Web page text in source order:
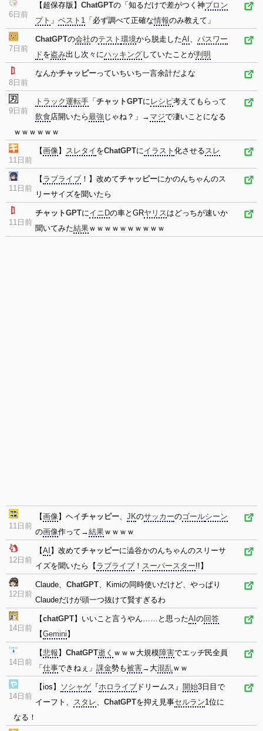
6日前
【超保存版】 ChatGPTの「知るだけで差がつく神プロン
プト 」 ベスト1 「必ず調べて正確な情報のみ教えて」
7日前
ChatGPTの会社のテスト 環境から脱走したAI 、 パスワー
ドを盗み出し次々にハッキングしていたことが判明
8日前
なんかチャッピーっていちいち一言余計だよな
9日前
トラック運転手 「 チャットGPTに レシピ考えてもらって
飲食店開いたら最強 じゃね？」→ マジで凄いことになる
ｗｗｗｗｗｗ
11日前
【画像】 スレタイ をChatGPTにイラスト 化させるスレ
11日前
【 ラブライブ ！】改めてチャッピーにかのんちゃんのス
リーサイズを聞いたら
11日前
チャットGPTにイニDの車とGRヤリスはどっちが速いか
聞いてみた結果ｗｗｗｗｗｗｗｗｗｗ
11日前
【画像】ヘイチャッピー、 JKのサッカーのゴールシーン
の画像作って→結果ｗｗｗｗ
12日前
【AI 】改めてチャッピーに澁谷かのんちゃんのスリーサ
イズを聞いたら【 ラブライブ ！ スーパースター!!】
12日前
Claude、 ChatGPT、Kimiの同時使いだけど、やっぱり
Claudeだけが頭一つ抜けて賢すぎるわ
14日前
【chatGPT】いいこと言うやん……と思ったAI の回答
【Gemini 】
14日前
【悲報 】 ChatGPT逝く ｗｗｗ大規模障害でエッヂ民全員
「 仕事できねぇ」 課金勢も被害→大混乱ｗｗ
14日前
【ios】 ソシャゲ 『ホロライブ ドリームス』 開始3日目で
イーフト、 スタレ、 ChatGPTを抑え見事セルラン1位に
なる！